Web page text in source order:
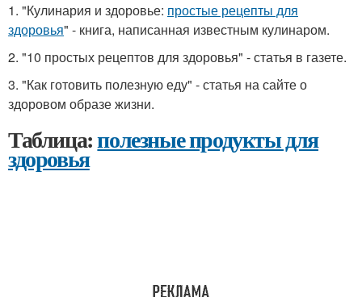
1. "Кулинария и здоровье: простые рецепты для
здоровья" - книга, написанная известным кулинаром.
2. "10 простых рецептов для здоровья" - статья в газете.
3. "Как готовить полезную еду" - статья на сайте о
здоровом образе жизни.
Таблица:полезные продукты для
здоровья